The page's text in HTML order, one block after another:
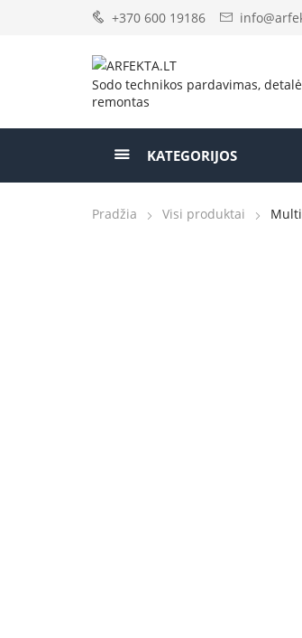
+370 600 19186
Sodo technikos pardavimas,
remontas
KATEGORIJOS
Pradžia Visi produktai